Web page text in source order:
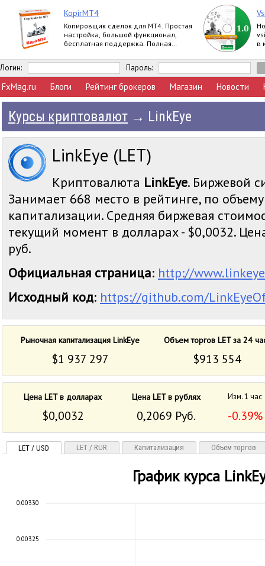
KopirMT4
Копировщик сделок для МТ4. Простая
настройка, большой функционал,
бесплатная поддержка. Полная
в
Логин: Пароль:
FxMag.ru Блоги Рейтинг брокеров Магазин Новости
Курсы криптовалют → LinkEye
LinkEye (LET)
Криптовалюта LinkEye. Биржевой
Занимает 668 место в рейтинге, по
капитализации. Средняя биржевая
текущий момент в долларах - $0,0032.
руб.
Официальная страница: http://
Исходный код: https://github.com/
Рыночная капитализация LinkEye Объем торгов LET за 24
$1 937 297 $913 554
Цена LET в долларах Цена LET в рублях Изм. 1 час
$0,0032 0,2069 Руб. -0.39%
LET / USD LET / RUR Капитализация Объем торгов
График курса
0.00325
0.00330